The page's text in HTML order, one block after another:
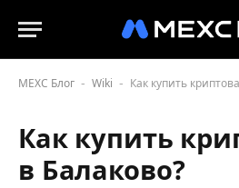
MEXC Блог - Wiki - Как купить
Как купить
в Балаково?